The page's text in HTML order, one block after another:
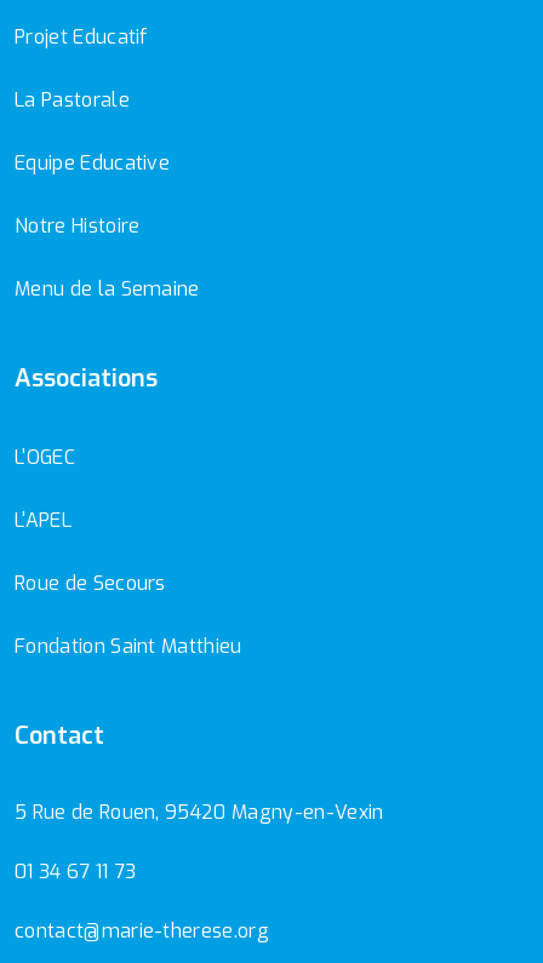
Projet Educatif
La Pastorale
Equipe Educative
Notre Histoire
Menu de la Semaine
Associations
L'OGEC
L'APEL
Roue de Secours
Fondation Saint Matthieu
Contact
5 Rue de Rouen, 95420 Magny-en-Vexin
01 34 67 11 73
contact@marie-therese.org